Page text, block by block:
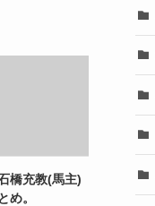
橋充教(馬主)
め。